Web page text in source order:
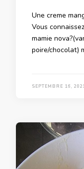
Une creme
Vous
mamie
poire/chocolat)
SEPTEMBRE 16,